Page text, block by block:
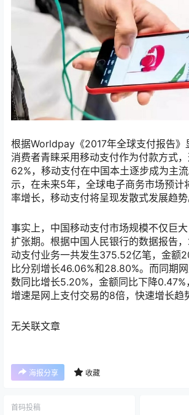
根据Worldpay《2017年全球支付报告》
消费者青睐采用移动支付作为付款方式
62%，移动支付在中国本土逐步成为主
示，在未来5年，全球电子商务市场预计
率增长，移动支付将呈现发散式发展趋势
事实上，中国移动支付市场规模不仅巨
扩张期。根据中国人民银行的数据报告
动支付业务一共发生375.52亿笔，金额
比分别增长46.06%和28.80%。而同期
数同比增长5.20%，金额同比下降0.47%
增速是网上支付交易的8倍，快速增长趋
无关联文章
海报分享 收藏
首码投稿